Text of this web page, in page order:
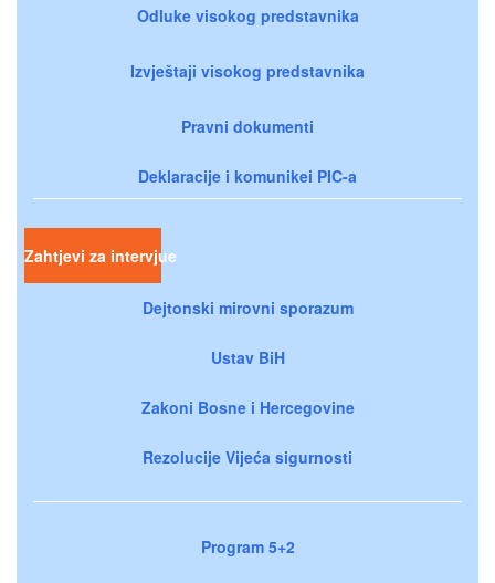
Odluke visokog predstavnika
Izvještaji visokog predstavnika
Pravni dokumenti
Deklaracije i komunikei PIC-a
Zahtjevi za intervjue
Dejtonski mirovni sporazum
Ustav BiH
Zakoni Bosne i Hercegovine
Rezolucije Vijeća sigurnosti
Program 5+2